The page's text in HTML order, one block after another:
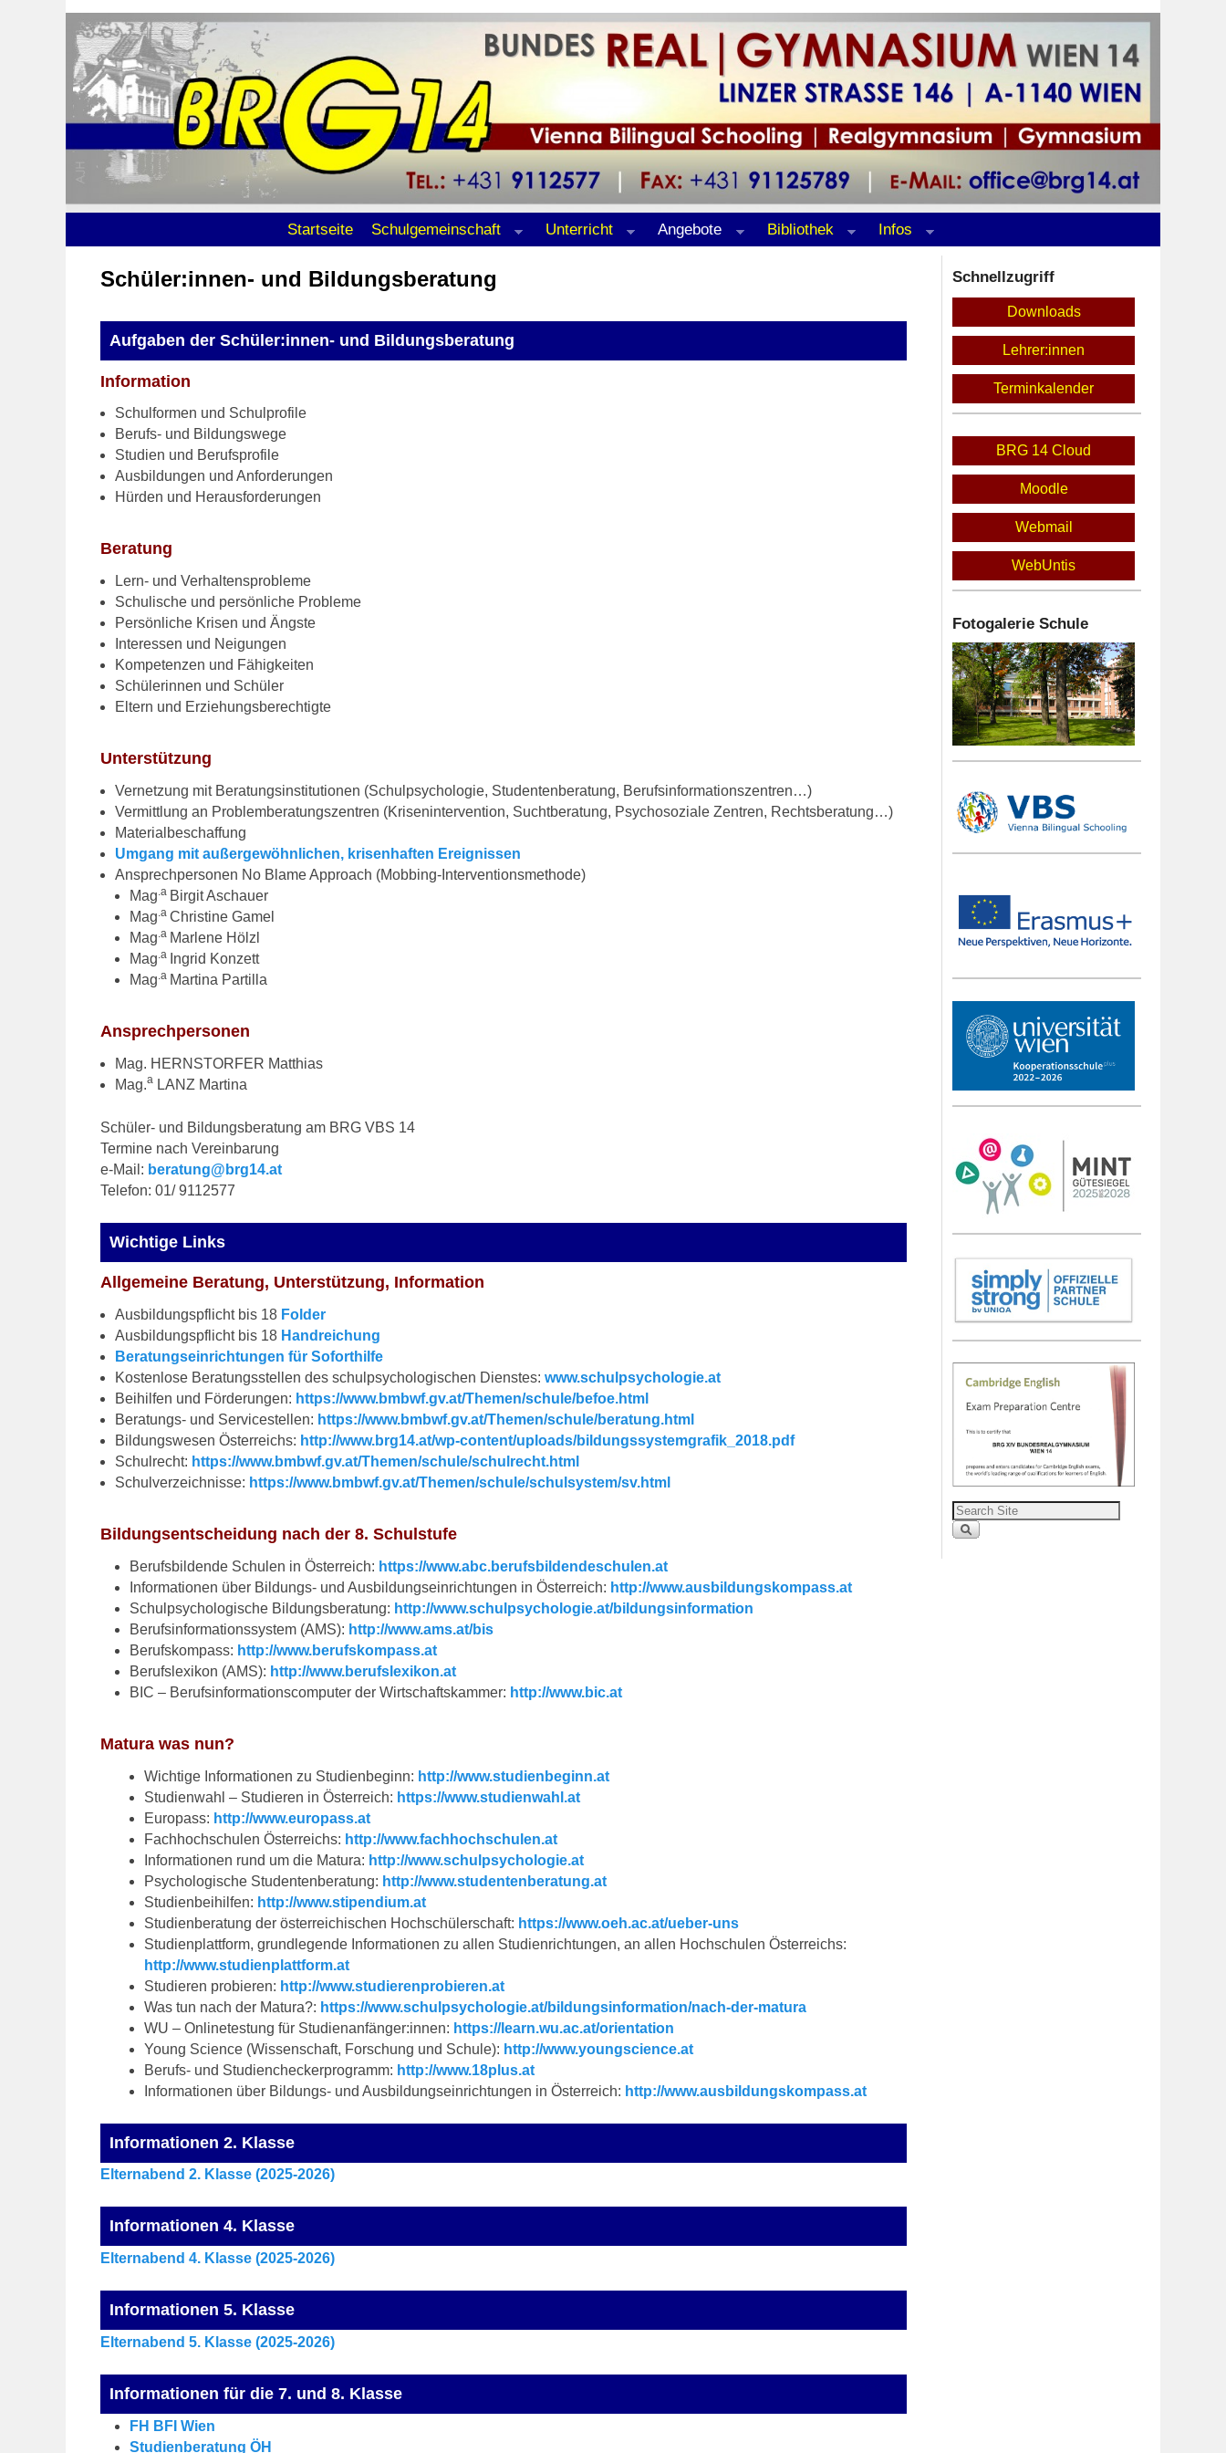
Zum sekundären Inhalt wechselnStartseite Schulgemeinschaft Unterricht Angebote Bibliothek Infos
Schüler:innen- und Bildungsberatung
Aufgaben der Schüler:innen- und Bildungsberatung
Information
Schulformen und Schulprofile
Berufs- und Bildungswege
Studien und Berufsprofile
Ausbildungen und Anforderungen
Hürden und Herausforderungen
Beratung
Lern- und Verhaltensprobleme
Schulische und persönliche Probleme
Persönliche Krisen und Ängste
Interessen und Neigungen
Kompetenzen und Fähigkeiten
Schülerinnen und Schüler
Eltern und Erziehungsberechtigte
Unterstützung
Vernetzung mit Beratungsinstitutionen (Schulpsychologie, Studentenberatung, Berufsinformationszentren…)
Vermittlung an Problemberatungszentren (Krisenintervention, Suchtberatung, Psychosoziale Zentren, Rechtsberatung…)
Materialbeschaffung
Umgang mit außergewöhnlichen, krisenhaften Ereignissen
Ansprechpersonen No Blame Approach (Mobbing-Interventionsmethode)
Mag .a Birgit Aschauer
Mag .a Christine Gamel
Mag .a Marlene Hölzl
Mag .a
Ingrid Konzett
Mag .a Martina Partilla
Ansprechpersonen
Mag. HERNSTORFER Matthias
Mag.a LANZ Martina
Schüler- und Bildungsberatung am BRG VBS 14
Termine nach Vereinbarung
e-Mail: beratung@brg14.at
Telefon: 01/ 9112577
Wichtige Links
Allgemeine Beratung, Unterstützung, Information
Ausbildungspflicht bis 18 Folder
Ausbildungspflicht bis 18 Handreichung
Beratungseinrichtungen für Soforthilfe
Kostenlose Beratungsstellen des schulpsychologischen Dienstes:www.schulpsychologie.at
Beihilfen und Förderungen: https://www.bmbwf.gv.at/Themen/schule/befoe.html
Beratungs- und Servicestellen: https://www.bmbwf.gv.at/Themen/schule/beratung.html
Bildungswesen Österreichs: http://www.brg14.at/wp-content/uploads/bildungssystemgrafik_2018.pdf
Schulrecht: https://www.bmbwf.gv.at/Themen/schule/schulrecht.html
Schulverzeichnisse: https://www.bmbwf.gv.at/Themen/schule/schulsystem/sv.html
Bildungsentscheidung nach der 8. Schulstufe
Berufsbildende Schulen in Österreich: https://www.abc.berufsbildendeschulen.at
Informationen über Bildungs- und Ausbildungseinrichtungen in Österreich: http://www.ausbildungskompass.at
Schulpsychologische Bildungsberatung: http://www.schulpsychologie.at/bildungsinformation
Berufsinformationssystem (AMS): http://www.ams.at/bis
Berufskompass: http://www.berufskompass.at
Berufslexikon (AMS): http://www.berufslexikon.at
BIC – Berufsinformationscomputer der Wirtschaftskammer: http://www.bic.at
Matura was nun?
Wichtige Informationen zu Studienbeginn: http://www.studienbeginn.at
Studienwahl – Studieren in Österreich: https://www.studienwahl.at
Europass: http://www.europass.at
Fachhochschulen Österreichs: http://www.fachhochschulen.at
Informationen rund um die Matura: http://www.schulpsychologie.at
Psychologische Studentenberatung: http://www.studentenberatung.at
Studienbeihilfen: http://www.stipendium.at
Studienberatung der österreichischen Hochschülerschaft: https://www.oeh.ac.at/ueber-uns
Studienplattform, grundlegende Informationen zu allen Studienrichtungen, an allen Hochschulen Österreichs:
http://www.studienplattform.at
Studieren probieren: http://www.studierenprobieren.at
Was tun nach der Matura?: https://www.schulpsychologie.at/bildungsinformation/nach-der-matura
WU – Onlinetestung für Studienanfänger:innen: https://learn.wu.ac.at/orientation
Young Science (Wissenschaft, Forschung und Schule): http://www.youngscience.at
Berufs- und Studiencheckerprogramm: http://www.18plus.at
Informationen über Bildungs- und Ausbildungseinrichtungen in Österreich: http://www.ausbildungskompass.at
Informationen 2. Klasse
Elternabend 2. Klasse (2025-2026)
Informationen 4. Klasse
Elternabend 4. Klasse (2025-2026)
Informationen 5. Klasse
Elternabend 5. Klasse (2025-2026)
Informationen für die 7. und 8. Klasse
FH BFI Wien
Studienberatung ÖH
Schnellzugriff
Downloads
Lehrer:innen
Terminkalender
BRG 14 Cloud
Moodle
Webmail
WebUntis
Fotogalerie Schule